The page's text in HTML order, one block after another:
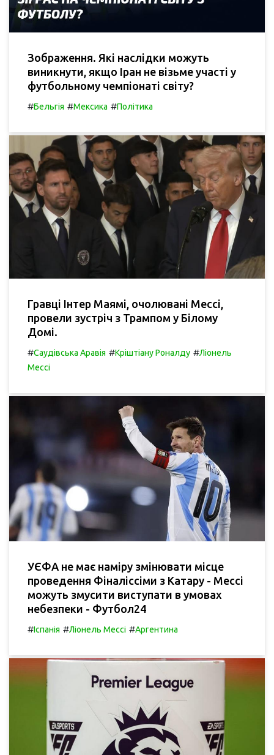
Зображення. Які наслідки можуть
виникнути, якщо Іран не візьме участі у
футбольному чемпіонаті світу?
#Бельгія #Мексика #Політика
Гравці Інтер Маямі, очолювані Мессі,
провели зустріч з Трампом у Білому
Домі.
#Саудівська Аравія #Кріштіану Роналду #Ліонель
Мессі
УЄФА не має наміру змінювати місце
проведення Фіналіссіми з Катару - Мессі
можуть змусити виступати в умовах
небезпеки - Футбол24
#Іспанія #Ліонель Мессі #Аргентина